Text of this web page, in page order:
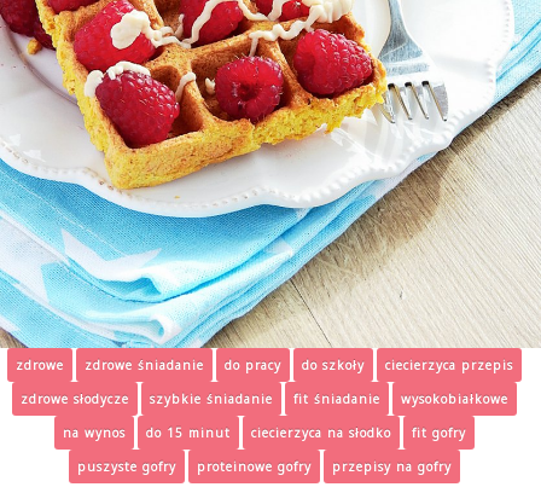
zdrowe zdrowe śniadanie do pracy do szkoły
ciecierzyca przepis
zdrowe słodycze
szybkie śniadanie fit śniadanie
wysokobiałkowe
na wynos
do 15 minut ciecierzyca na słodko
fit gofry
puszyste gofry
proteinowe gofry przepisy na gofry